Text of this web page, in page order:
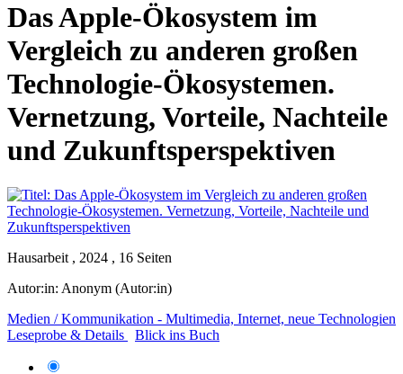
Das Apple-Ökosystem im
Vergleich zu anderen großen
Technologie-Ökosystemen.
Vernetzung, Vorteile, Nachteile
und Zukunftsperspektiven
Hausarbeit , 2024 , 16 Seiten
Autor:in: Anonym (Autor:in)
Medien / Kommunikation - Multimedia, Internet, neue Technologien
Leseprobe & Details
Blick ins Buch